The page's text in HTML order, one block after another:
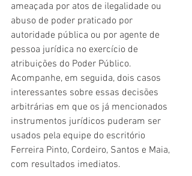
ameaçada por atos de ilegalidade ou
abuso de poder praticado por
autoridade pública ou por agente de
pessoa jurídica no exercício de
atribuições do Poder Público.
Acompanhe, em seguida, dois casos
interessantes sobre essas decisões
arbitrárias em que os já mencionados
instrumentos jurídicos puderam ser
usados pela equipe do escritório
Ferreira Pinto, Cordeiro, Santos e Maia,
com resultados imediatos.